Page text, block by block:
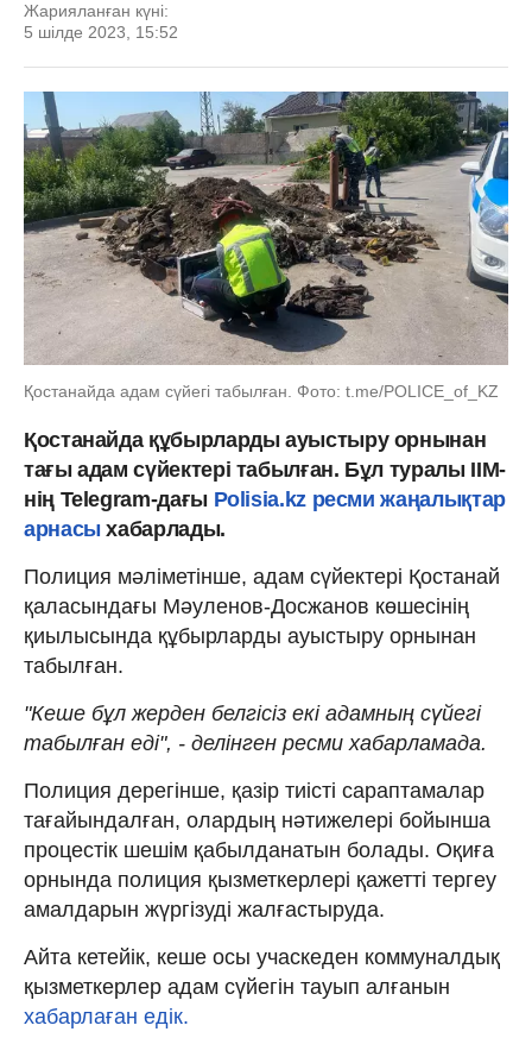
Жарияланған күні:
5 шілде 2023, 15:52
Қостанайда адам сүйегі табылған. Фото: t.me/POLICE_of_KZ
Қостанайда құбырларды ауыстыру орнынан
тағы адам сүйектері табылған. Бұл туралы ІІМ-
нің Telegram-дағы Polisia.kz ресми жаңалықтар
арнасыхабарлады.
Полиция мәліметінше, адам сүйектері Қостанай
қаласындағы Мәуленов-Досжанов көшесінің
қиылысында құбырларды ауыстыру орнынан
табылған.
"Кеше бұл жерден белгісіз екі адамның сүйегі
табылған еді", - делінген ресми хабарламада.
Полиция дерегінше, қазір тиісті сараптамалар
тағайындалған, олардың нәтижелері бойынша
процестік шешім қабылданатын болады. Оқиға
орнында полиция қызметкерлері қажетті тергеу
амалдарын жүргізуді жалғастыруда.
Айта кетейік, кеше осы учаскеден коммуналдық
қызметкерлер адам сүйегін тауып алғанын
хабарлаған едік.